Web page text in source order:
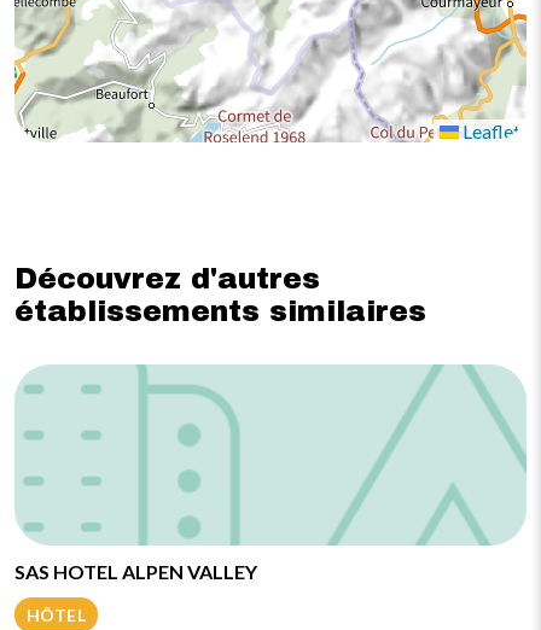
Leaflet
Découvrez d'autres
établissements similaires
SAS HOTEL ALPEN VALLEY
HÔTEL